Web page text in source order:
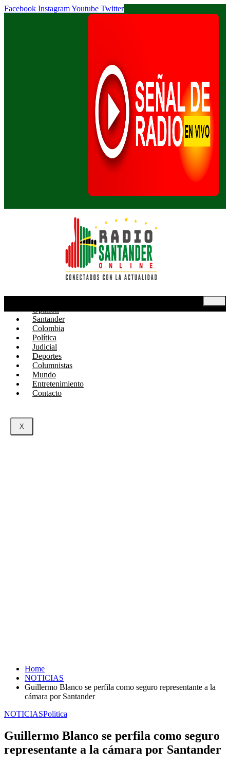
Facebook InstagramYoutube Twitter
Opinión
Santander
Colombia
Política
Judicial
Deportes
Columnistas
Mundo
Entretenimiento
Contacto
X
Home
NOTICIAS
Guillermo Blanco se perfila como seguro representante a la
cámara por Santander
NOTICIASPolitica
Guillermo Blanco se perfila como seguro
representante a la cámara por Santander